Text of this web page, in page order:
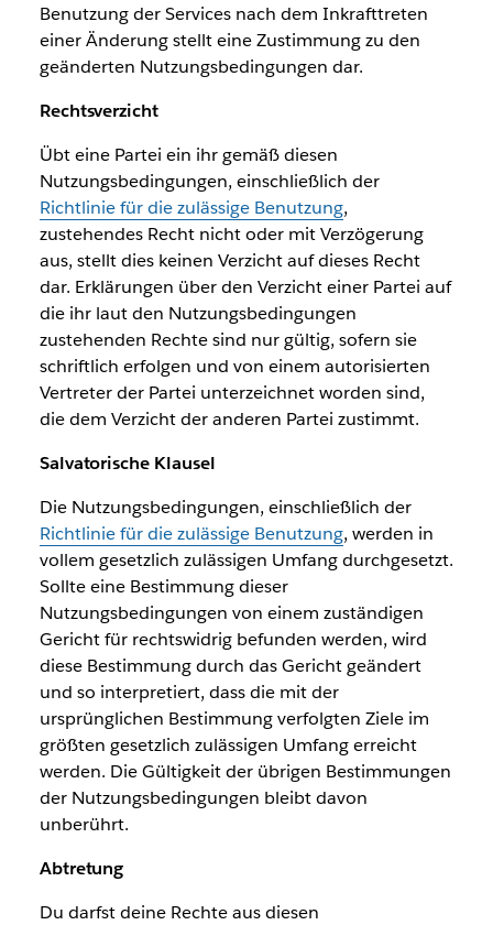
Benutzung der Services nach dem Inkrafttreten
einer Änderung stellt eine Zustimmung zu den
geänderten Nutzungsbedingungen dar.
Rechtsverzicht
Übt eine Partei ein ihr gemäß diesen
Nutzungsbedingungen, einschließlich der
Richtlinie für die zulässige Benutzung,
zustehendes Recht nicht oder mit Verzögerung
aus, stellt dies keinen Verzicht auf dieses Recht
dar. Erklärungen über den Verzicht einer Partei auf
die ihr laut den Nutzungsbedingungen
zustehenden Rechte sind nur gültig, sofern sie
schriftlich erfolgen und von einem autorisierten
Vertreter der Partei unterzeichnet worden sind,
die dem Verzicht der anderen Partei zustimmt.
Salvatorische Klausel
Die Nutzungsbedingungen, einschließlich der
Richtlinie für die zulässige Benutzung, werden in
vollem gesetzlich zulässigen Umfang durchgesetzt.
Sollte eine Bestimmung dieser
Nutzungsbedingungen von einem zuständigen
Gericht für rechtswidrig befunden werden, wird
diese Bestimmung durch das Gericht geändert
und so interpretiert, dass die mit der
ursprünglichen Bestimmung verfolgten Ziele im
größten gesetzlich zulässigen Umfang erreicht
werden. Die Gültigkeit der übrigen Bestimmungen
der Nutzungsbedingungen bleibt davon
unberührt.
Abtretung
Du darfst deine Rechte aus diesen